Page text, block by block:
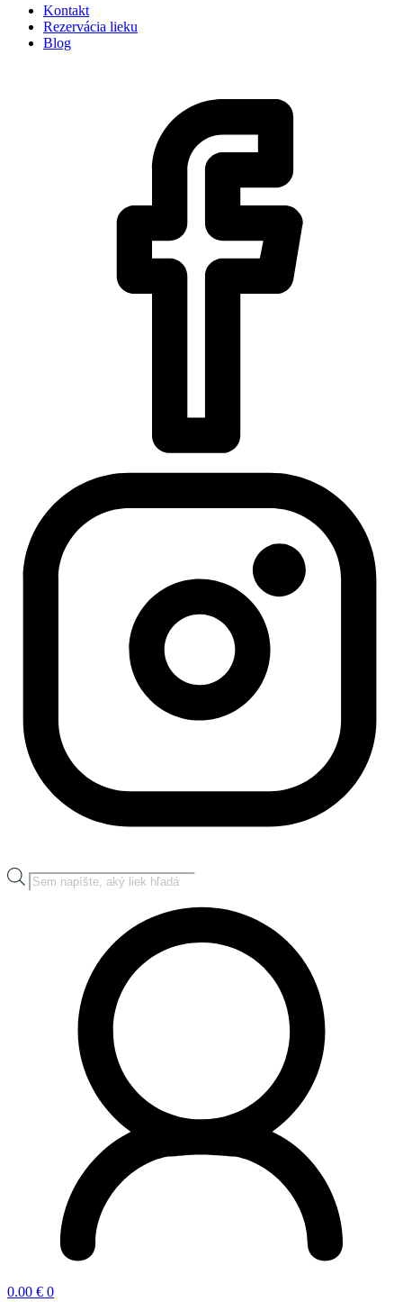
Kontakt
Rezervácia lieku
Blog
Products
search
0.00 € 0